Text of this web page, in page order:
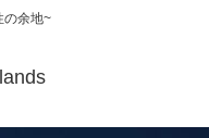
の余地~
lands